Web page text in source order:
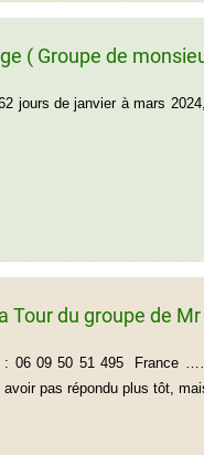
( Groupe de
jours de janvier à mars
du groupe de
: 06 09 50 51
pas répondu plus tôt,